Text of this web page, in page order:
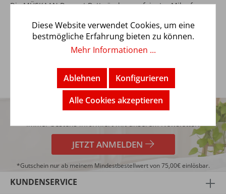
Die MÜSKAAN Damast Bettwäsche aus feinster Mikrofaser
Bettwäsche besteht auf chemischer Ebene betrachtet meist
aus synthetischen F… Mehr
TRENDBUY24 NEWSLETTER
Immer bestens informiert mit unserem Newsletter!
JETZT ANMELDEN
*Gutschein nur ab meinem Mindestbestellwert von 75,00€ einlösbar.
KUNDENSERVICE
Diese Website verwendet Cookies, um eine
bestmögliche Erfahrung bieten zu können.
Mehr Informationen ...
Ablehnen
Konfigurieren
Alle Cookies akzeptieren